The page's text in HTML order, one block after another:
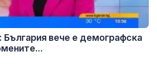
вече е демографска